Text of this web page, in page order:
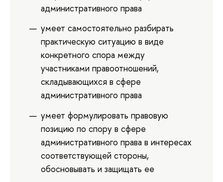
административного права
умеет самостоятельно разбирать
практическую ситуацию в виде
конкретного спора между
участниками правоотношений,
складывающихся в сфере
административного права
умеет формулировать правовую
позицию по спору в сфере
административного права в интересах
соответствующей стороны,
обосновывать и защищать ее